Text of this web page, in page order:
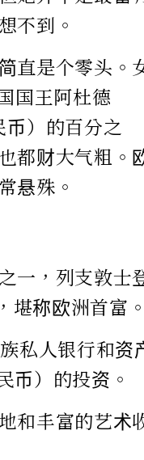
不到。
直是个零头。
国王阿杜德
）的百分之
都财大气粗。
悬殊。
一，列支敦士
称欧洲首富。
私人银行和资
币）的投资。
和丰富的艺术